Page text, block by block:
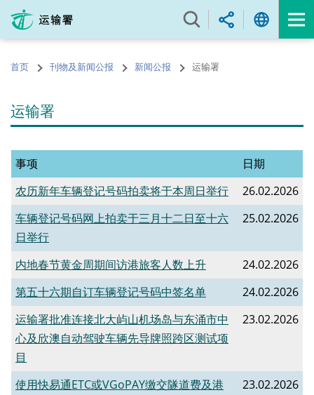
内
的首页 刊物及新闻公报 新闻公报 运输署
运输署
事项
日期
农历新年车辆登记号码拍卖将于本周日举行
26.02.2026
车辆登记号码网上拍卖于三月十二日至十六
日举行
25.02.2026
内地春节黄金周期间访港旅客人数上升
24.02.2026
​第五十六期自订车辆登记号码中签名单
24.02.2026
运输署批准连接北大屿山机场岛与东涌市中
心及欣澳自动驾驶车辆先导牌照跨区测试项
目
23.02.2026
使用快易通ETC或VGoPAY缴交隧道费及港
23.02.2026